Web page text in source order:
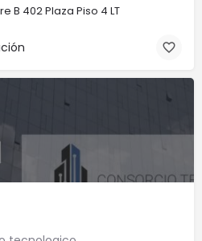
B 402 Plaza Piso 4 LT